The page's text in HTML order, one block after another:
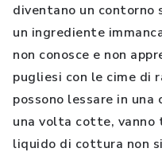
diventano un contorno
un ingrediente
non conosce e non
pugliesi con le cime di
possono lessare in una
una volta cotte,
liquido di cottura non